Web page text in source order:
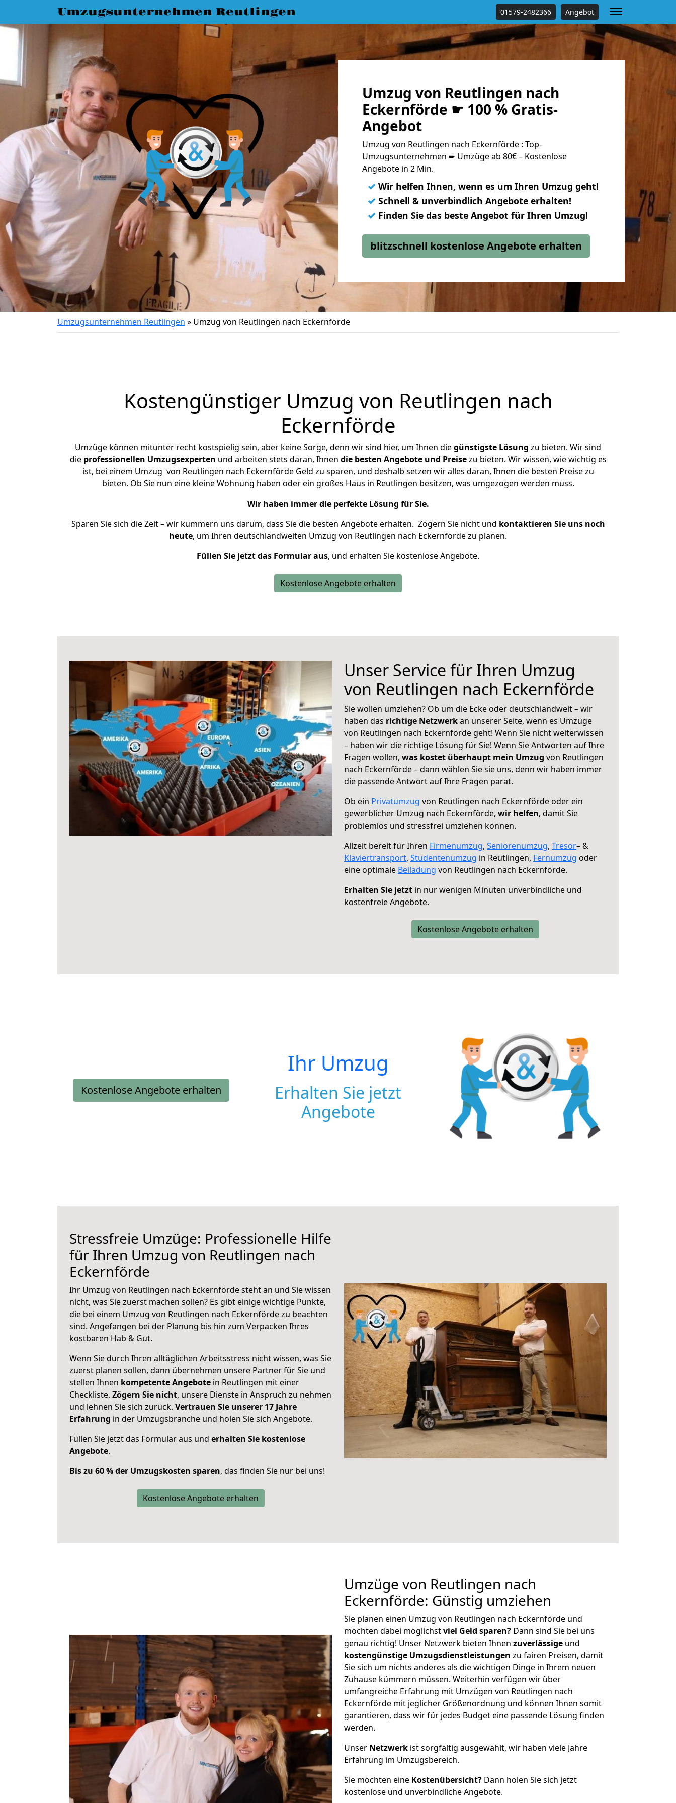
Umzugsunternehmen Reutlingen 01579-2482366 Angebot
Umzug von Reutlingen nach
Eckernförde ☛ 100 % Gratis-
Angebot
Umzug von Reutlingen nach Eckernförde : Top-
Umzugsunternehmen ➨ Umzüge ab 80€ – Kostenlose
Angebote in 2 Min.
✓ Wir helfen Ihnen, wenn es um Ihren Umzug geht!
✓ Schnell & unverbindlich Angebote erhalten!
✓ Finden Sie das beste Angebot für Ihren Umzug!
blitzschnell kostenlose Angebote erhalten
Umzugsunternehmen Reutlingen » Umzug von Reutlingen nach Eckernförde
Kostengünstiger Umzug von Reutlingen nach
Eckernförde
Umzüge können mitunter recht kostspielig sein, aber keine Sorge, denn wir sind hier, um Ihnen diegünstigste Lösung zu bieten. Wir sind
die professionellen Umzugsexperten und arbeiten stets daran, Ihnen die besten Angebote und Preisezu bieten. Wir wissen, wie wichtig es
ist, bei einem Umzug von Reutlingen nach Eckernförde Geld zu sparen, und deshalb setzen wir alles daran, Ihnen die besten Preise zu
bieten. Ob Sie nun eine kleine Wohnung haben oder ein großes Haus in Reutlingen besitzen, was umgezogen werden muss.
Wir haben immer die perfekte Lösung für Sie.
Sparen Sie sich die Zeit – wir kümmern uns darum, dass Sie die besten Angebote erhalten. Zögern Sie nicht und kontaktieren Sie uns noch
heute, um Ihren deutschlandweiten Umzug von Reutlingen nach Eckernförde zu planen.
Füllen Sie jetzt das Formular aus, und erhalten Sie kostenlose Angebote.
Kostenlose Angebote erhalten
Unser Service für Ihren Umzug
von Reutlingen nach Eckernförde
Sie wollen umziehen? Ob um die Ecke oder deutschlandweit – wir
haben das richtige Netzwerkan unserer Seite, wenn es Umzüge
von Reutlingen nach Eckernförde geht! Wenn Sie nicht weiterwissen
– haben wir die richtige Lösung für Sie! Wenn Sie Antworten auf Ihre
Fragen wollen, was kostet überhaupt mein Umzug von Reutlingen
nach Eckernförde – dann wählen Sie sie uns, denn wir haben immer
die passende Antwort auf Ihre Fragen parat.
Ob ein Privatumzug von Reutlingen nach Eckernförde oder ein
gewerblicher Umzug nach Eckernförde, wir helfen, damit Sie
problemlos und stressfrei umziehen können.
Allzeit bereit für Ihren Firmenumzug, Seniorenumzug, Tresor– &
Klaviertransport, Studentenumzug in Reutlingen, Fernumzug oder
eine optimale Beiladung von Reutlingen nach Eckernförde.
Erhalten Sie jetzt in nur wenigen Minuten unverbindliche und
kostenfreie Angebote.
Kostenlose Angebote erhalten
Kostenlose Angebote erhalten
Ihr Umzug
Erhalten Sie jetzt
Angebote
Stressfreie Umzüge: Professionelle Hilfe
für Ihren Umzug von Reutlingen nach
Eckernförde
Ihr Umzug von Reutlingen nach Eckernförde steht an und Sie wissen
nicht, was Sie zuerst machen sollen? Es gibt einige wichtige Punkte,
die bei einem Umzug von Reutlingen nach Eckernförde zu beachten
sind. Angefangen bei der Planung bis hin zum Verpacken Ihres
kostbaren Hab & Gut.
Wenn Sie durch Ihren alltäglichen Arbeitsstress nicht wissen, was Sie
zuerst planen sollen, dann übernehmen unsere Partner für Sie und
stellen Ihnen kompetente Angebote in Reutlingen mit einer
Checkliste. Zögern Sie nicht, unsere Dienste in Anspruch zu nehmen
und lehnen Sie sich zurück. Vertrauen Sie unserer 17 Jahre
Erfahrung in der Umzugsbranche und holen Sie sich Angebote.
Füllen Sie jetzt das Formular aus und erhalten Sie kostenlose
Angebote.
Bis zu 60 % der Umzugskosten sparen, das finden Sie nur bei uns!
Kostenlose Angebote erhalten
Umzüge von Reutlingen nach
Eckernförde: Günstig umziehen
Sie planen einen Umzug von Reutlingen nach Eckernförde und
möchten dabei möglichstviel Geld sparen? Dann sind Sie bei uns
genau richtig! Unser Netzwerk bieten Ihnen zuverlässige und
kostengünstige Umzugsdienstleistungen zu fairen Preisen, damit
Sie sich um nichts anderes als die wichtigen Dinge in Ihrem neuen
Zuhause kümmern müssen. Weiterhin verfügen wir über
umfangreiche Erfahrung mit Umzügen von Reutlingen nach
Eckernförde mit jeglicher Größenordnung und können Ihnen somit
garantieren, dass wir für jedes Budget eine passende Lösung finden
werden.
Unser Netzwerk ist sorgfältig ausgewählt, wir haben viele Jahre
Erfahrung im Umzugsbereich.
Sie möchten eine Kostenübersicht? Dann holen Sie sich jetzt
kostenlose und unverbindliche Angebote.